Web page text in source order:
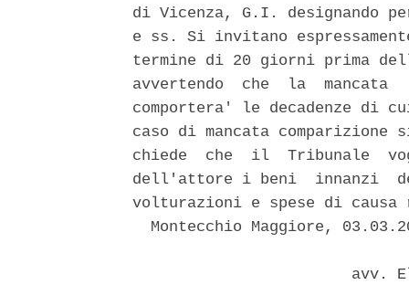
di Vicenza, G.I. designando
e ss. Si invitano
termine di 20 giorni prima
avvertendo  che  la
comportera' le decadenze
caso di mancata
chiede  che  il  Tribunale
dell'attore i beni  innanzi
volturazioni e spese di
Montecchio Maggiore,
avv.